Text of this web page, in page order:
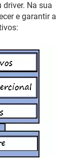
Na sua
e garantir a